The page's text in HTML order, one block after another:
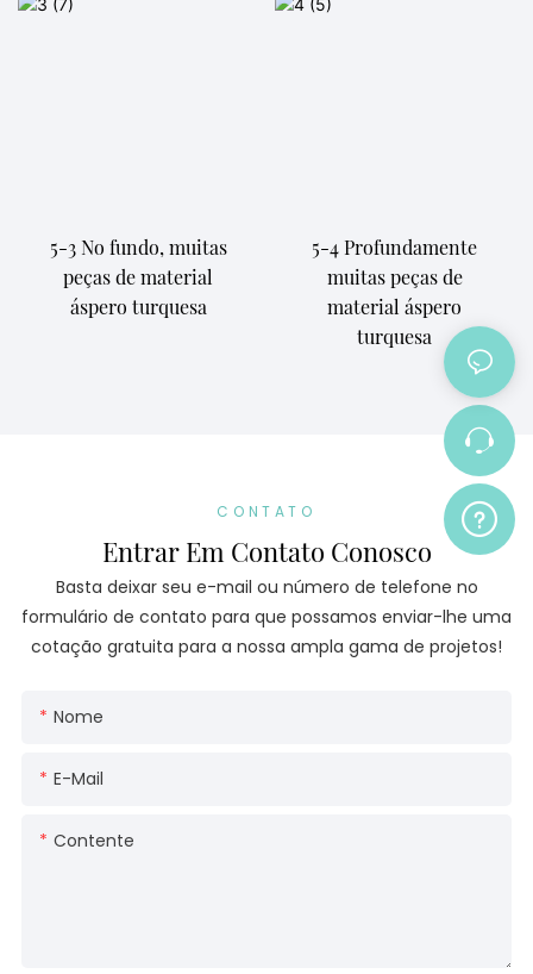
5-3 No fundo, muitas
peças de material
áspero turquesa
5-4 Profundamente
muitas peças de
material áspero
turquesa
CONTATO
Entrar Em Contato Conosco
Basta deixar seu e-mail ou número de telefone no
formulário de contato para que possamos enviar-lhe uma
cotação gratuita para a nossa ampla gama de projetos!
Nome
E-Mail
Contente